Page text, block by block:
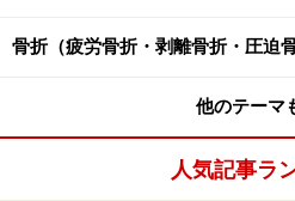
■保存治療
い、シーネで固定を行う保存
の状態がよければ、このまま
の骨癒合をはかります。長期
骨折（疲労骨折・剥離骨折・圧迫骨
他のテーマ
人気記事ラ